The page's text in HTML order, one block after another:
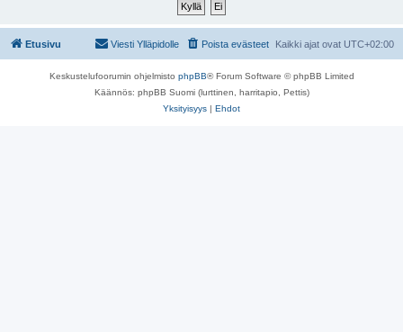
Etusivu Kaikki ajat ovat UTC+02:00
Poista evästeet
Viesti Ylläpidolle
Keskustelufoorumin ohjelmisto phpBB® Forum Software © phpBB Limited
Käännös: phpBB Suomi (lurttinen, harritapio, Pettis)
Yksityisyys | Ehdot